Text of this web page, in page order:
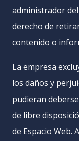
administrador
derecho de
contenido o
La empresa
los daños y
pudieran
de libre
de Espacio Web.